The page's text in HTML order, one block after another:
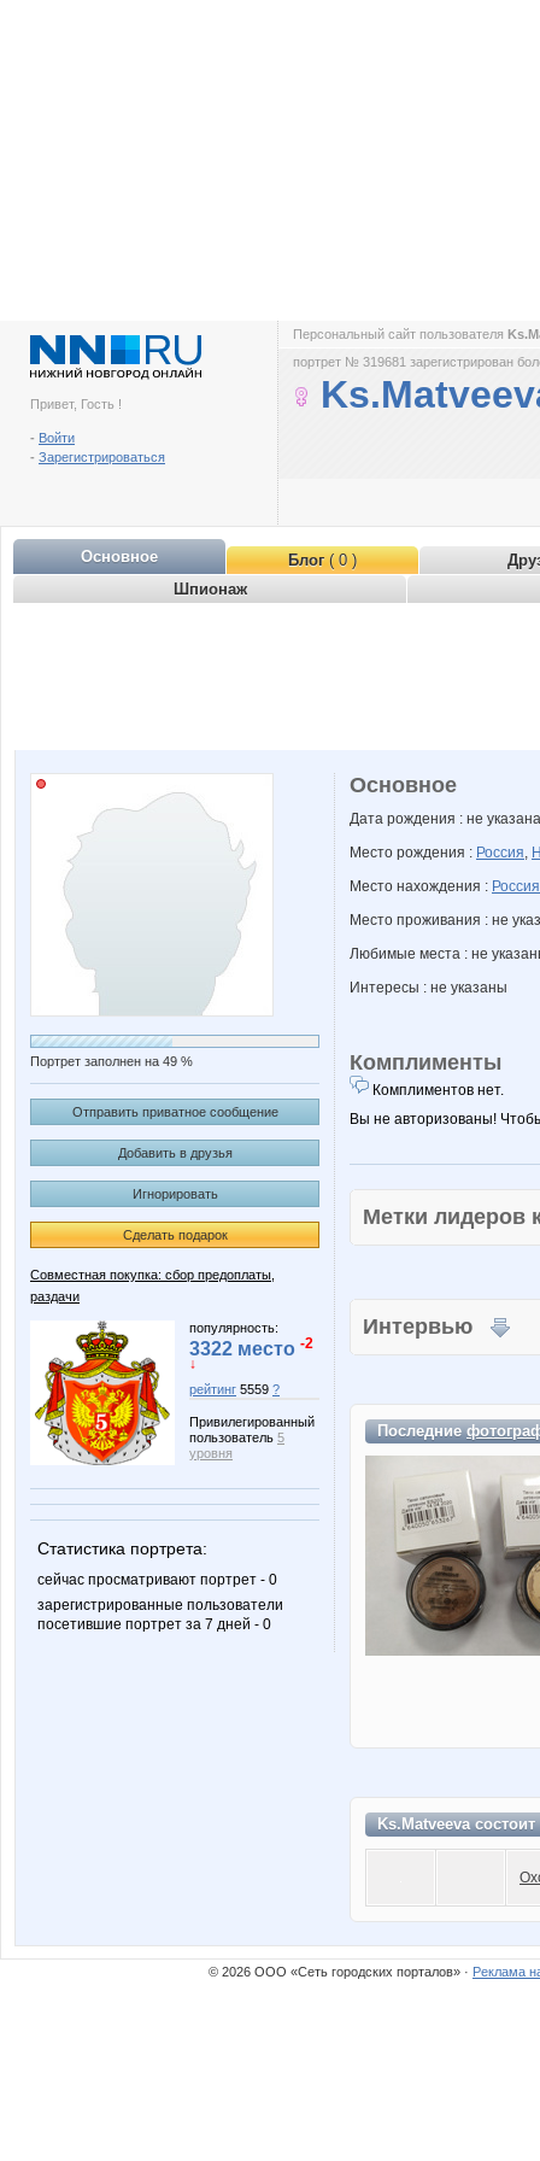
Привет, Гость !
- Войти
- Зарегистрироваться
Персональный сайт пользователя
портрет № 319681 зарегистрирован
Основное Блог( 0 )
Шпионаж
Портрет заполнен на 49 %
Отправить приватное сообщение
Добавить в друзья
Игнорировать
Сделать подарок
Совместная покупка: сбор предоплаты,
раздачи
популярность:
3322 место -2
↓
рейтинг 5559 ?
Привилегированный
пользователь 5
уровня
Статистика портрета:
сейчас просматривают портрет - 0
зарегистрированные пользователи
посетившие портрет за 7 дней - 0
Основное
Дата рождения : не указана
Место рождения : Россия,
Место нахождения : Россия
Место проживания : не
Любимые места : не
Интересы : не указаны
Комплименты
Комплиментов нет.
Вы не авторизованы!
Метки
Интервью
Последние
Ks.Matveeva
© 2026 ООО «Сеть городских порталов» · Реклама